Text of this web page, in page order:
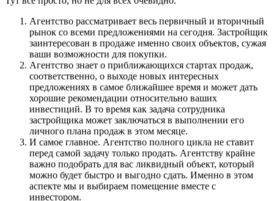
Агентство рассматривает весь первичный и вторичный
рынок со всеми предложениями на сегодня. Застройщик
заинтересован в продаже именно своих объектов, сужая
ваши возможности для покупки.
Агентство знает о приближающихся стартах продаж,
соответственно, о выходе новых интересных
предложениях в самое ближайшее время и может дать
хорошие рекомендации относительно ваших
инвестиций. В то время как задача сотрудника
застройщика может заключаться в выполнении его
личного плана продаж в этом месяце.
И самое главное. Агентство полного цикла не ставит
перед самой задачу только продать. Агентству крайне
важно подобрать для вас ликвидный объект, который
можно будет быстро и выгодно сдать. Именно в этом
аспекте мы и выбираем помещение вместе с
инвестором.